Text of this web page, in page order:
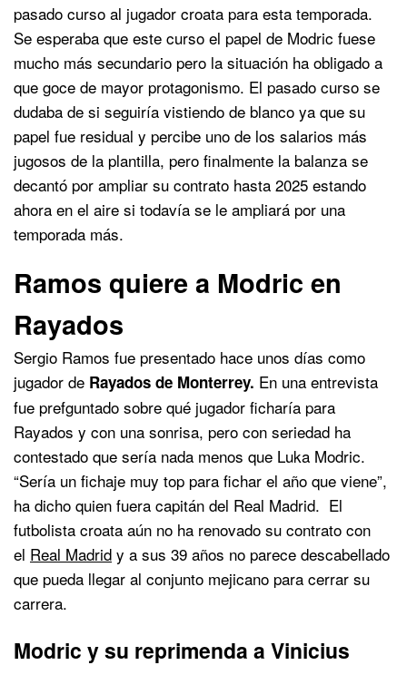
pasado curso al jugador croata para esta temporada.
Se esperaba que este curso el papel de Modric fuese
mucho más secundario pero la situación ha obligado a
que goce de mayor protagonismo. El pasado curso se
dudaba de si seguiría vistiendo de blanco ya que su
papel fue residual y percibe uno de los salarios más
jugosos de la plantilla, pero finalmente la balanza se
decantó por ampliar su contrato hasta 2025 estando
ahora en el aire si todavía se le ampliará por una
temporada más.
Ramos quiere a Modric en
Rayados
Sergio Ramos fue presentado hace unos días como
jugador de Rayados de Monterrey. En una entrevista
fue prefguntado sobre qué jugador ficharía para
Rayados y con una sonrisa, pero con seriedad ha
contestado que sería nada menos que Luka Modric.
“Sería un fichaje muy top para fichar el año que viene”,
ha dicho quien fuera capitán del Real Madrid. El
futbolista croata aún no ha renovado su contrato con
el Real Madrid y a sus 39 años no parece descabellado
que pueda llegar al conjunto mejicano para cerrar su
carrera.
Modric y su reprimenda a Vinicius